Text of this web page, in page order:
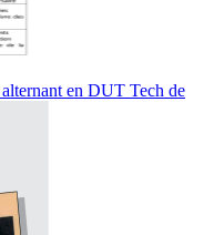
en DUT Tech de